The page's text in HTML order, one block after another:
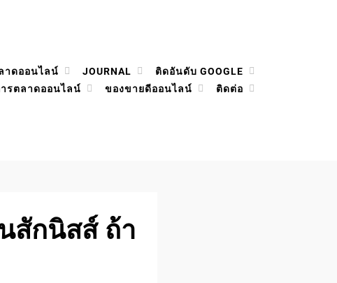
าดออนไลน์ JOURNAL
ติดอันดับ GOOGLE
ารตลาดออนไลน์ ของขายดีออนไลน์ ติดต่อ
สักนิสส์ ถ้า